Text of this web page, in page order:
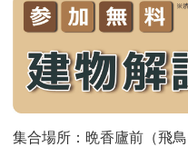
集合場所：晩香廬前（飛